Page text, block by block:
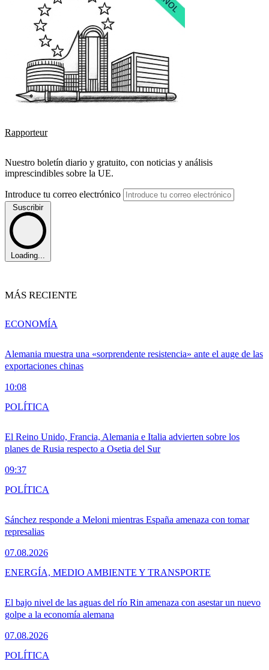
Rapporteur
Nuestro boletín diario y gratuito, con noticias y análisis
imprescindibles sobre la UE.
Introduce tu correo electrónico
Suscribir
Loading...
MÁS RECIENTE
Alemania muestra una «sorprendente resistencia» ante el auge de las
exportaciones chinas
10:08
ECONOMÍA
El Reino Unido, Francia, Alemania e Italia advierten sobre los
planes de Rusia respecto a Osetia del Sur
09:37
POLÍTICA
Sánchez responde a Meloni mientras España amenaza con tomar
represalias
07.08.2026
POLÍTICA
El bajo nivel de las aguas del río Rin amenaza con asestar un nuevo
golpe a la economía alemana
07.08.2026
ENERGÍA, MEDIO AMBIENTE Y TRANSPORTE
POLÍTICA